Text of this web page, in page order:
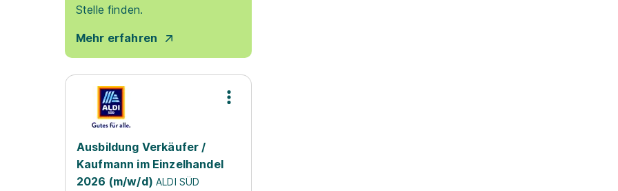
Stelle finden.
Mehr erfahren
Ausbildung Verkäufer /
Kaufmann im Einzelhandel
2026 (m/w/d) ALDI SÜD